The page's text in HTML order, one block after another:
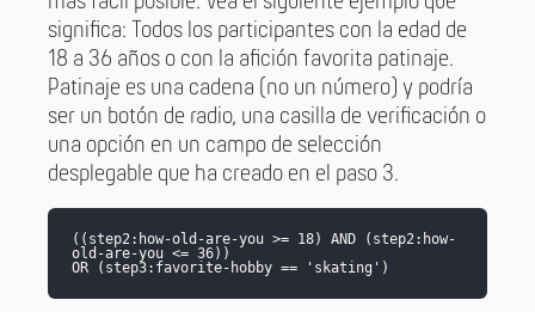
significa: Todos los participantes con la edad de
18 a 36 años o con la afición favorita patinaje.
Patinaje es una cadena (no un número) y podría
ser un botón de radio, una casilla de verificación o
una opción en un campo de selección
desplegable que ha creado en el paso 3.
((step2:how-old-are-you >= 18) AND (step2:how-
old-are-you <= 36))
OR (step3:favorite-hobby == 'skating')